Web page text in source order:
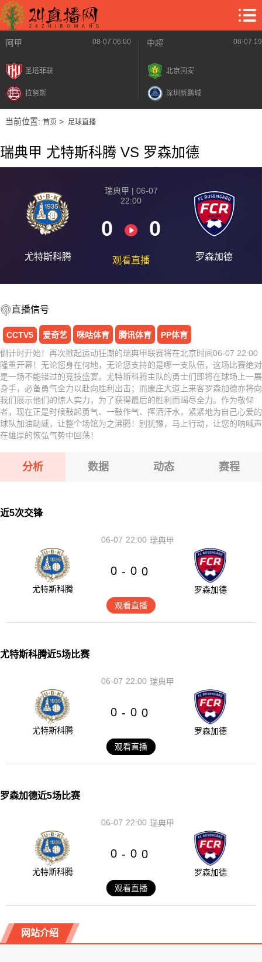
阿甲 08-07 06:00
圣塔菲联
拉努斯
中超 08-07
北京国安
深圳新鹏城
当前位置: 首页> 足球直播
瑞典甲 尤特斯科腾 VS 罗森加德
尤特斯科腾
瑞典甲 | 06-07
22:00
0 0
观看直播 罗森加德
直播信号
CCTV5 爱奇艺 咪咕体育 腾讯体育
PP体育
倒计时开始！再次掀起运动狂潮的瑞典甲联赛将在北京时间06-07 22:00
隆重开幕！无论您身在何地，无论您支持的是哪一支队伍，这场比赛绝对
是一场不能错过的竞技盛宴。尤特斯科腾主队的勇士们即将在球场上一展
身手，必备勇气全力以赴向胜利出击；而康庄大道上来客罗森加德亦将向
我们展示他们的惊人实力，为了获得最后的胜利而竭尽全力。作为敬仰
者，现在正是时候鼓起勇气、一鼓作气、挥洒汗水，紧紧地为自己心爱的
球队加油助威，让整个场馆为之沸腾！别犹豫，马上行动，让您的呐喊声
在雄厚的恢弘气势中回荡！
分析 数据 动态 赛程
近5次交锋
22:00
06-07 瑞典甲
尤特斯科腾
0 - 0 0
罗森加德
观看直播
尤特斯科腾近5场比赛
22:00
06-07 瑞典甲
尤特斯科腾
0 - 0 0
罗森加德
观看直播
罗森加德近5场比赛
22:00
06-07 瑞典甲
尤特斯科腾
0 - 0 0
罗森加德
观看直播
网站介绍